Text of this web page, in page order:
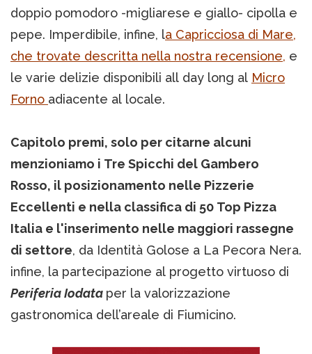
doppio pomodoro -migliarese e giallo- cipolla e
pepe. Imperdibile, infine, la Capricciosa di Mare,
che trovate descritta nella nostra recensione, e
le varie delizie disponibili all day long al Micro
Forno adiacente al locale.
Capitolo premi, solo per citarne alcuni
menzioniamo i Tre Spicchi del Gambero
Rosso, il posizionamento nelle Pizzerie
Eccellenti e nella classifica di 50 Top Pizza
Italia e l'inserimento nelle maggiori rassegne
di settore, da Identità Golose a La Pecora Nera.
infine, la partecipazione al progetto virtuoso di
Periferia Iodata per la valorizzazione
gastronomica dell’areale di Fiumicino.